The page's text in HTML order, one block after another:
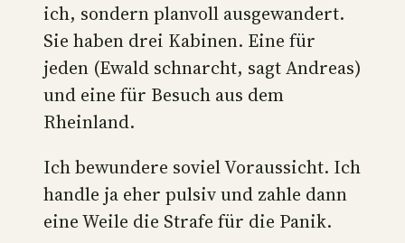
ich, sondern planvoll ausgewandert.
Sie haben drei Kabinen. Eine für
jeden (Ewald schnarcht, sagt Andreas)
und eine für Besuch aus dem
Rheinland.
Ich bewundere soviel Voraussicht. Ich
handle ja eher pulsiv und zahle dann
eine Weile die Strafe für die Panik.